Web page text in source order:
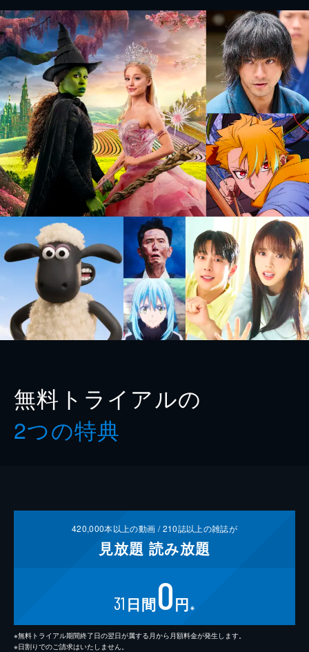
無料トライアルの
2つの特典
420,000本以上の動画 /210誌以上の雑誌が
見放題 読み放題
31 日間0円 ※
※無料トライアル期間終了日の翌日が属する月から月額料金が発生します。
※日割りでのご請求はいたしません。